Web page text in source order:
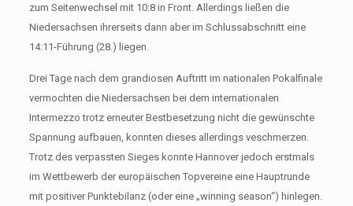
zum Seitenwechsel mit 10:8 in Front. Allerdings ließen die
Niedersachsen ihrerseits dann aber im Schlussabschnitt eine
14:11-Führung (28.) liegen.
Drei Tage nach dem grandiosen Auftritt im nationalen Pokalfinale
vermochten die Niedersachsen bei dem internationalen
Intermezzo trotz erneuter Bestbesetzung nicht die gewünschte
Spannung aufbauen, konnten dieses allerdings veschmerzen.
Trotz des verpassten Sieges konnte Hannover jedoch erstmals
im Wettbewerb der europäischen Topvereine eine Hauptrunde
mit positiver Punktebilanz (oder eine „winning season“) hinlegen.